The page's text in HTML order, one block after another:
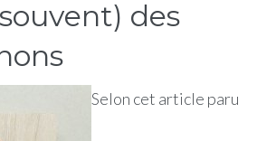
des
Selon cet article paru